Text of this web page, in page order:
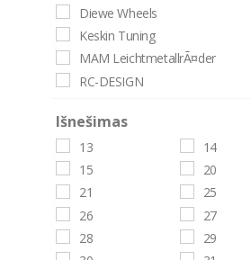
Diewe Wheels
Keskin Tuning
MAM LeichtmetallrÃ¤der
RC-DESIGN
Išnešimas
13
14
15
20
21
25
26
27
28
29